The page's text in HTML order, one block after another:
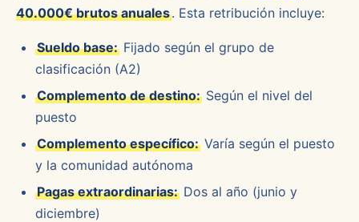
40.000€ brutos anuales. Esta retribución incluye:
Sueldo base: Fijado según el grupo de
clasificación (A2)
Complemento de destino: Según el nivel del
puesto
Complemento específico: Varía según el puesto
y la comunidad autónoma
Pagas extraordinarias: Dos al año (junio y
diciembre)